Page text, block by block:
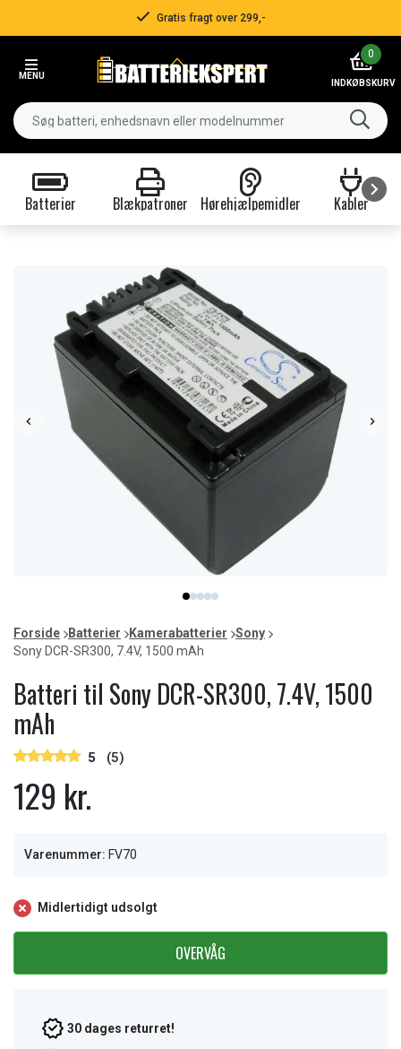
Gratis fragt over 299,-
MENU
0
INDKØBSKURV
Batterier Blækpatroner Hørehjælpemidler Kabler
item
0
item
1
item
2
item
3
item
4
of
5
Forside Batterier Kamerabatterier
Sony
Sony DCR-SR300, 7.4V, 1500 mAh
Batteri til Sony DCR-SR300, 7.4V, 1500
mAh
5 (5)
129 kr.
Varenummer: FV70
Midlertidigt udsolgt
OVERVÅG
30 dages returret!